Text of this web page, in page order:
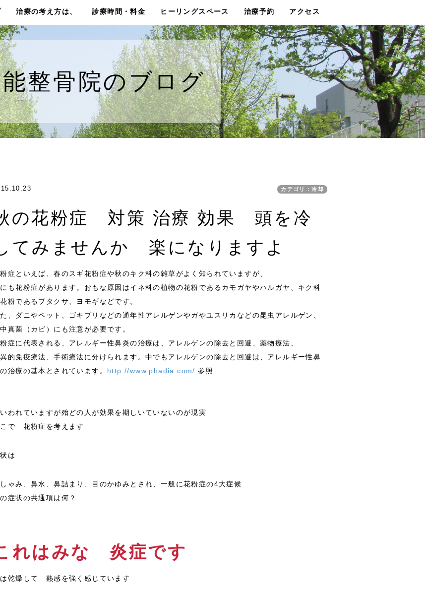
治療の考え方は、 診療時間・料金 ヒーリングスペース 治療予約 アクセス
整骨院のブログ
カテゴリ：冷却
の花粉症 対策 治療 効果 頭を冷
てみませんか 楽になりますよ
症といえば、春のスギ花粉症や秋のキク科の雑草がよく知られていますが、
も花粉症があります。おもな原因はイネ科の植物の花粉であるカモガヤやハルガヤ、キク科
粉であるブタクサ、ヨモギなどです。
た、ダニやペット、ゴキブリなどの通年性アレルゲンやガやユスリカなどの昆虫アレルゲン、
真菌（カビ）にも注意が必要です。
症に代表される、アレルギー性鼻炎の治療は、アレルゲンの除去と回避、薬物療法、
的免疫療法、手術療法に分けられます。中でもアレルゲンの除去と回避は、アレルギー性鼻
治療の基本とされています。 http://www.phadia.com/ 参照
われていますが殆どの人が効果を期しいていないのが現実
で 花粉症を考えます
状は
しゃみ、鼻水、鼻詰まり、目のかゆみとされ、一般に花粉症の4大症候
症状の共通項は何？
れはみな 炎症です
乾燥して 熱感を強く感じています